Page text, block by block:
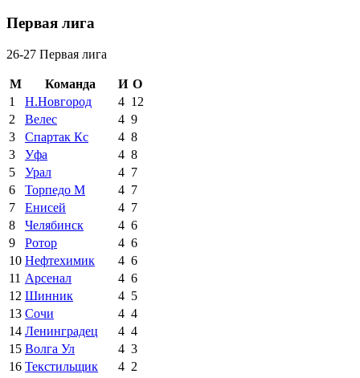
Первая лига
26-27 Первая лига
М Команда И О
1
Н.Новгород 4 12
2
Велес 4 9
3
Спартак Кс 4 8
3
Уфа 4 8
5
Урал 4 7
6
Торпедо М 4 7
7
Енисей 4 7
8
Челябинск 4 6
9
Ротор 4 6
10 Нефтехимик 4 6
11 Арсенал 4 6
12 Шинник 4 5
13 Сочи 4 4
14 Ленинградец 4 4
15 Волга Ул 4 3
16 Текстильщик 4 2